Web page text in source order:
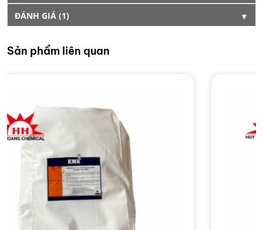
ĐÁNH GIÁ (1) ▼
Sản phẩm liên quan